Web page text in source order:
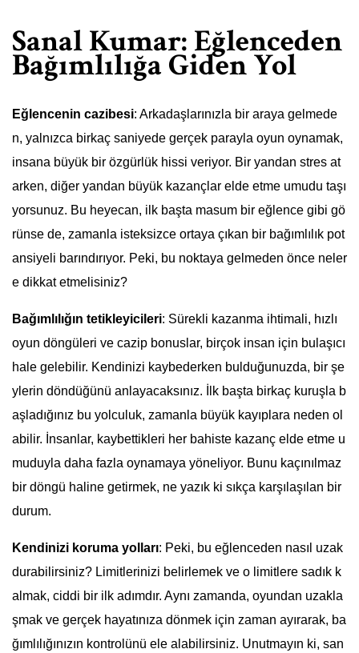
Sanal Kumar: Eğlenceden
Bağımlılığa Giden Yol
Eğlencenin cazibesi: Arkadaşlarınızla bir araya gelmede
n, yalnızca birkaç saniyede gerçek parayla oyun oynamak,
insana büyük bir özgürlük hissi veriyor. Bir yandan stres at
arken, diğer yandan büyük kazançlar elde etme umudu taşı
yorsunuz. Bu heyecan, ilk başta masum bir eğlence gibi gö
rünse de, zamanla isteksizce ortaya çıkan bir bağımlılık pot
ansiyeli barındırıyor. Peki, bu noktaya gelmeden önce neler
e dikkat etmelisiniz?
Bağımlılığın tetikleyicileri: Sürekli kazanma ihtimali, hızlı
oyun döngüleri ve cazip bonuslar, birçok insan için bulaşıcı
hale gelebilir. Kendinizi kaybederken bulduğunuzda, bir şe
ylerin döndüğünü anlayacaksınız. İlk başta birkaç kuruşla b
aşladığınız bu yolculuk, zamanla büyük kayıplara neden ol
abilir. İnsanlar, kaybettikleri her bahiste kazanç elde etme u
muduyla daha fazla oynamaya yöneliyor. Bunu kaçınılmaz
bir döngü haline getirmek, ne yazık ki sıkça karşılaşılan bir
durum.
Kendinizi koruma yolları: Peki, bu eğlenceden nasıl uzak
durabilirsiniz? Limitlerinizi belirlemek ve o limitlere sadık k
almak, ciddi bir ilk adımdır. Aynı zamanda, oyundan uzakla
şmak ve gerçek hayatınıza dönmek için zaman ayırarak, ba
ğımlılığınızın kontrolünü ele alabilirsiniz. Unutmayın ki, san